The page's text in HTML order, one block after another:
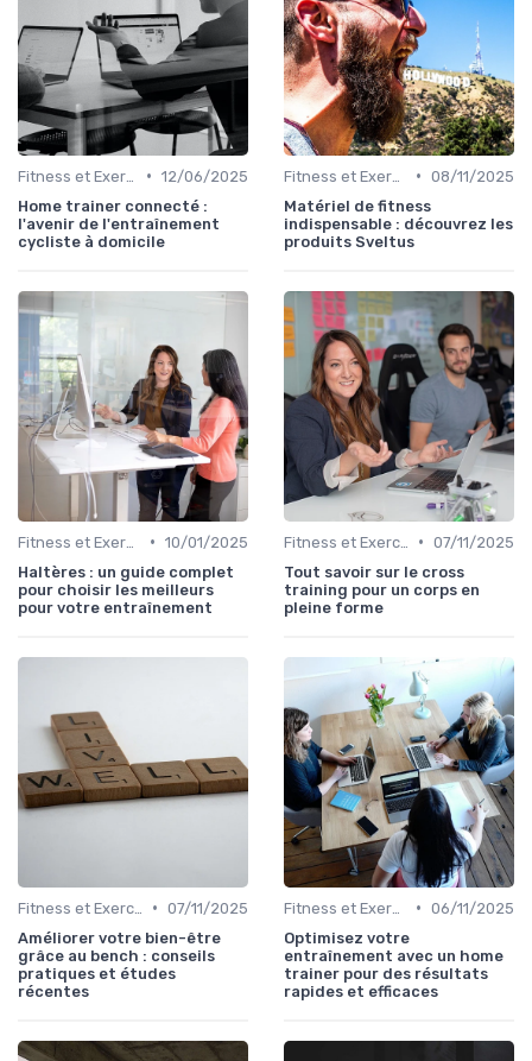
• 12/06/2025
Home trainer connecté :
l'avenir de l'entraînement
cycliste à domicile
• 08/11/2025
Matériel de fitness
indispensable : découvrez les
produits Sveltus
• 10/01/2025
Haltères : un guide complet
pour choisir les meilleurs
pour votre entraînement
• 07/11/2025
Tout savoir sur le cross
training pour un corps en
pleine forme
• 07/11/2025
Améliorer votre bien-être
grâce au bench : conseils
pratiques et études
récentes
• 06/11/2025
Optimisez votre
entraînement avec un home
trainer pour des résultats
rapides et efficaces